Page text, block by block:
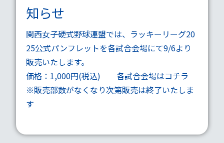
知らせ
関西女子硬式野球連盟では、ラッキーリーグ20
25公式パンフレットを各試合会場にて9/6より
販売いたします。
価格：1,000円(税込) 各試合会場はコチラ
※販売部数がなくなり次第販売は終了いたしま
す